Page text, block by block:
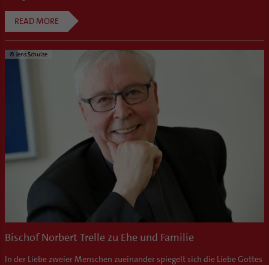
READ MORE
© Jens Schulze
Bischof Norbert Trelle zu Ehe und Familie
In der Liebe zweier Menschen zueinander spiegelt sich die Liebe Gottes